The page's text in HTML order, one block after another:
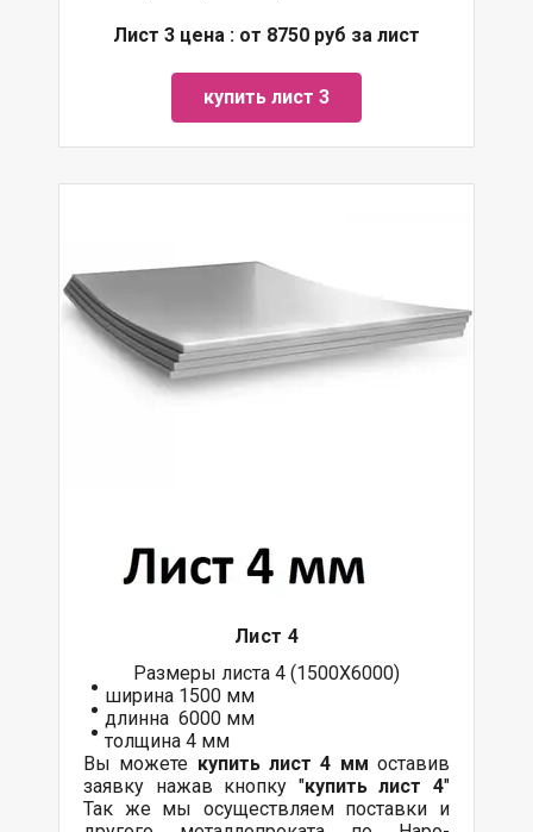
Лист 3 цена : от 8750 руб за лист
купить лист 3
Лист 4
Размеры листа 4 (1500Х6000)
ширина 1500 мм
длинна 6000 мм
толщина 4 мм
Вы можете купить лист 4 ммоставив
заявку нажав кнопку "купить лист 4"
Так же мы осуществляем поставки и